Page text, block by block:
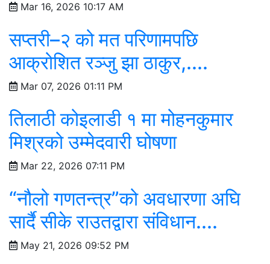
Mar 16, 2026 10:17 AM
सप्तरी–२ को मत परिणामपछि
आक्रोशित रञ्जु झा ठाकुर,....
Mar 07, 2026 01:11 PM
तिलाठी कोइलाडी १ मा मोहनकुमार
मिश्रको उम्मेदवारी घोषणा
Mar 22, 2026 07:11 PM
“नौलो गणतन्त्र”को अवधारणा अघि
सार्दै सीके राउतद्वारा संविधान....
May 21, 2026 09:52 PM